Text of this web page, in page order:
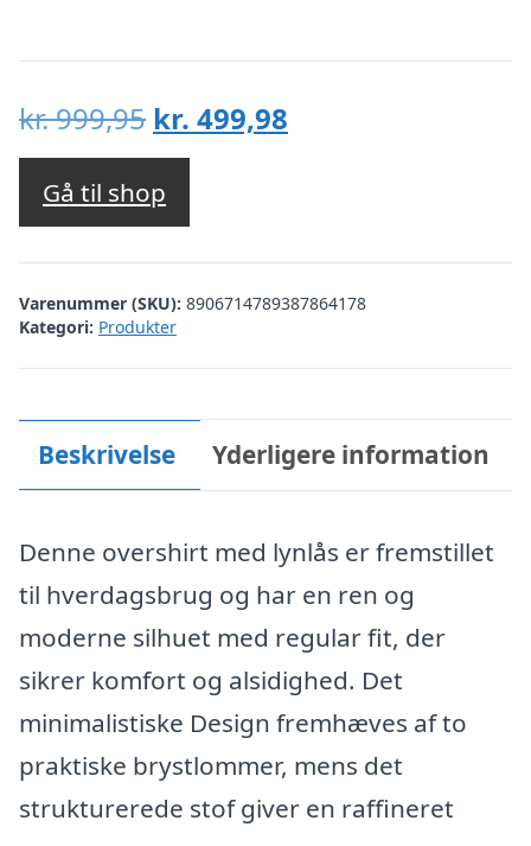
kr.999,95 Den
oprindelige
pris
var:
kr. 999,95.
kr. 499,98
kr. 499,98.
Gå til shop
Varenummer (SKU): 8906714789387864178
Kategori: Produkter
Beskrivelse Yderligere information
Denne overshirt med lynlås er fremstillet
til hverdagsbrug og har en ren og
moderne silhuet med regular fit, der
sikrer komfort og alsidighed. Det
minimalistiske Design fremhæves af to
praktiske brystlommer, mens det
strukturerede stof giver en raffineret